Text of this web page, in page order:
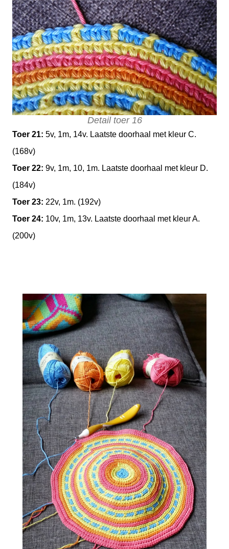
Detail toer 16
Toer 21: 5v, 1m, 14v. Laatste doorhaal met kleur C.
(168v)
Toer 22: 9v, 1m, 10, 1m. Laatste doorhaal met kleur D.
(184v)
Toer 23: 22v, 1m. (192v)
Toer 24: 10v, 1m, 13v. Laatste doorhaal met kleur A.
(200v)